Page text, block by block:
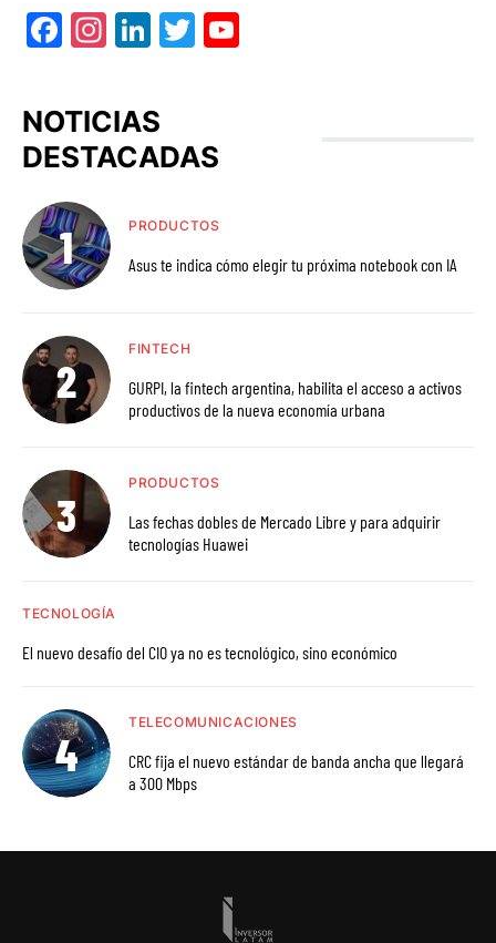
Facebook
Instagram
LinkedIn
Twitter
NOTICIAS
DESTACADAS
PRODUCTOS
Asus te indica cómo elegir tu próxima notebook con IA
FINTECH
GURPI, la fintech argentina, habilita el acceso a activos
productivos de la nueva economía urbana
PRODUCTOS
Las fechas dobles de Mercado Libre y para adquirir
tecnologías Huawei
TECNOLOGÍA
El nuevo desafío del CIO ya no es tecnológico, sino económico
TELECOMUNICACIONES
CRC fija el nuevo estándar de banda ancha que llegará
a 300 Mbps